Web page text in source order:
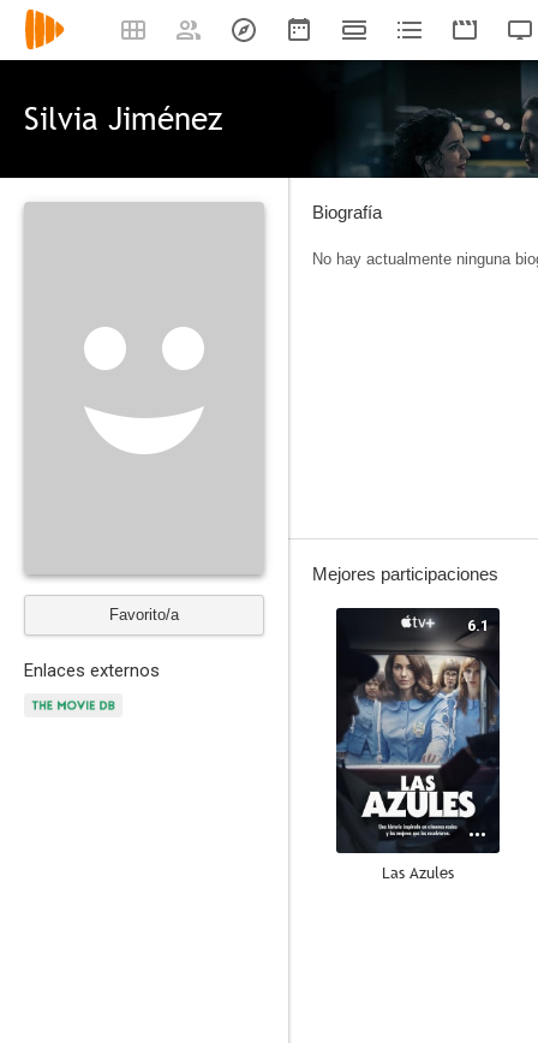
Silvia Jiménez
Favorito/a
Enlaces externos
Biografía
No hay actualmente ninguna
Mejores participaciones
6.1
Las Azules